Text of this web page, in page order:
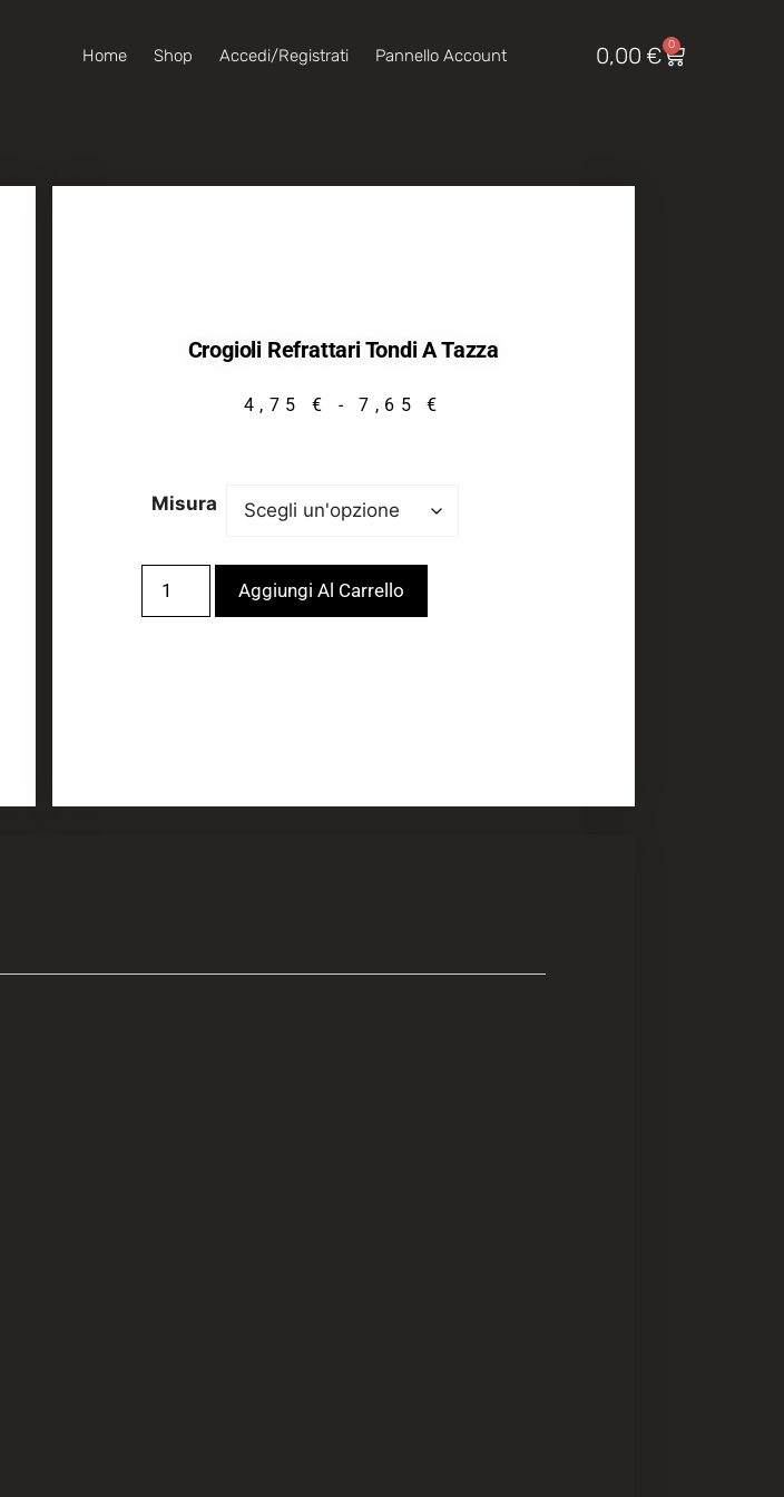
Home Shop Accedi/Registrati Pannello Account 0,00 € 0
Crogioli Refrattari Tondi A Tazza
4,75 € - 7,65€
Misura
Aggiungi Al Carrello